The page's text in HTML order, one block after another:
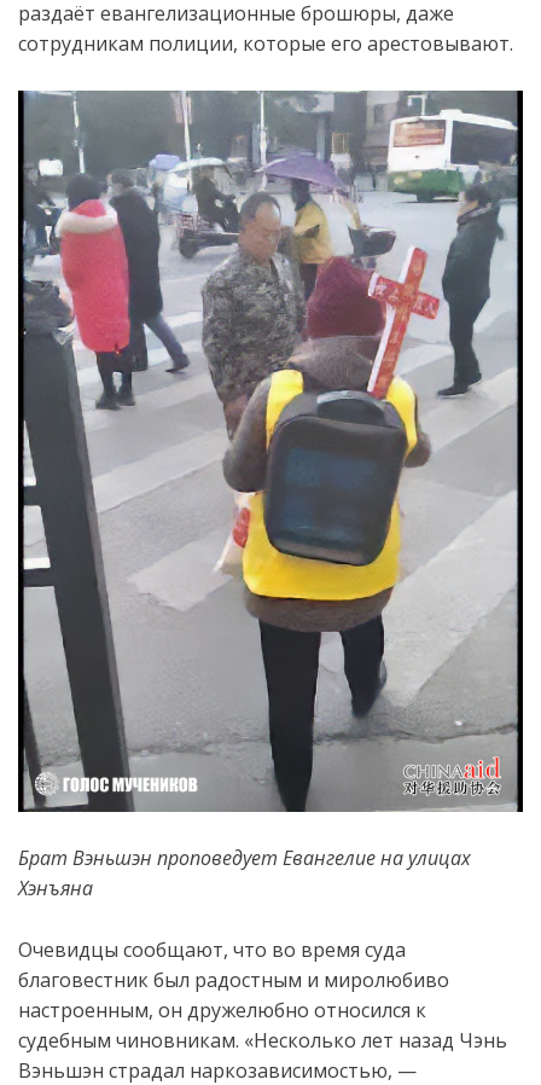
раздаёт евангелизационные брошюры, даже
сотрудникам полиции, которые его арестовывают.
Брат Вэньшэн проповедует Евангелиена улицах
Хэнъяна
Очевидцы сообщают, что во время суда
благовестник был радостным и миролюбиво
настроенным, он дружелюбно относился к
судебным чиновникам. «Несколько лет назад Чэнь
Вэньшэн страдал наркозависимостью, —